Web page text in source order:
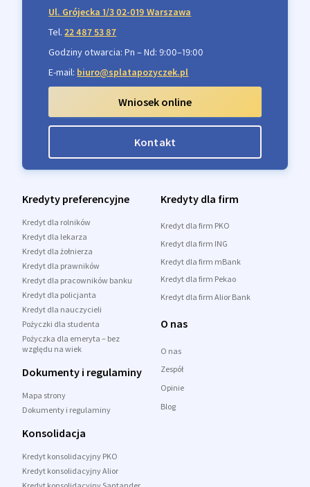
Kredyty preferencyjne
Kredyt dla rolników
Kredyt dla lekarza
Kredyt dla żołnierza
Kredyt dla prawników
Kredyt dla pracowników banku
Kredyt dla policjanta
Kredyt dla nauczycieli
Pożyczki dla studenta
Pożyczka dla emeryta – bez
względu na wiek
Dokumenty i regulaminy
Mapa strony
Dokumenty i regulaminy
Kredyty dla firm
Kredyt dla firm PKO
Kredyt dla firm ING
Kredyt dla firm mBank
Kredyt dla firm Pekao
Kredyt dla firm Alior Bank
O nas
O nas
Zespół
Opinie
Blog
Konsolidacja
Kredyt konsolidacyjny PKO
Kredyt konsolidacyjny Alior
Ul. Grójecka 1/3 02-019 Warszawa
Tel.22 487 53 87
Godziny otwarcia: Pn – Nd: 9:00–19:00
E-mail: biuro@splatapozyczek.pl
Wniosek online
Kontakt